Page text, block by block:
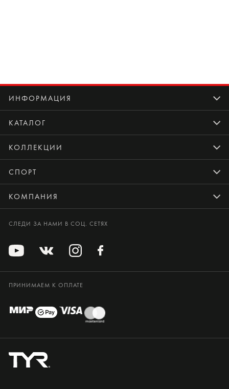
ИНФОРМАЦИЯ
КАТАЛОГ
КОЛЛЕКЦИИ
СПОРТ
КОМПАНИЯ
СЛЕДИ ЗА НАМИ В СОЦ. СЕТЯХ
ПРИНИМАЕМ К ОПЛАТЕ